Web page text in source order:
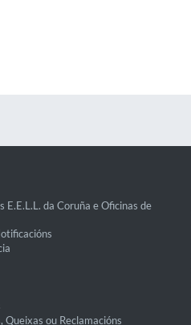
E.E.L.L. da Coruña e Oficinas de
Queixas ou Reclamacións